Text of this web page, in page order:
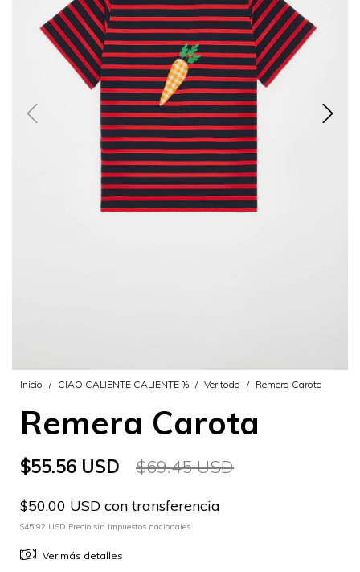
Inicio / CIAO CALIENTE CALIENTE % / Ver todo / Remera Carota
Remera Carota
$55.56 USD $69.45 USD
$50.00 USD con transferencia
$45.92 USD Precio sin impuestos nacionales
Ver más detalles